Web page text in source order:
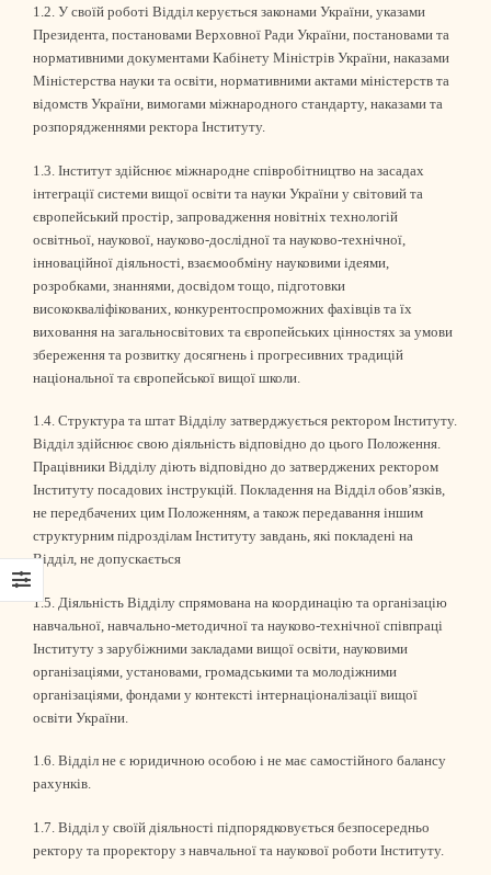
1.2. У своїй роботі Відділ керується законами України, указами
Президента, постановами Верховної Ради України, постановами та
нормативними документами Кабінету Міністрів України, наказами
Міністерства науки та освіти, нормативними актами міністерств та
відомств України, вимогами міжнародного стандарту, наказами та
розпорядженнями ректора Інституту.
1.3. Інститут здійснює міжнародне співробітництво на засадах
інтеграції системи вищої освіти та науки України у світовий та
європейський простір, запровадження новітніх технологій
освітньої, наукової, науково-дослідної та науково-технічної,
інноваційної діяльності, взаємообміну науковими ідеями,
розробками, знаннями, досвідом тощо, підготовки
висококваліфікованих, конкурентоспроможних фахівців та їх
виховання на загальносвітових та європейських цінностях за умови
збереження та розвитку досягнень і прогресивних традицій
національної та європейської вищої школи.
1.4. Структура та штат Відділу затверджується ректором Інституту.
Відділ здійснює свою діяльність відповідно до цього Положення.
Працівники Відділу діють відповідно до затверджених ректором
Інституту посадових інструкцій. Покладення на Відділ обов’язків,
не передбачених цим Положенням, а також передавання іншим
структурним підрозділам Інституту завдань, які покладені на
Відділ, не допускається
1.5. Діяльність Відділу спрямована на координацію та організацію
навчальної, навчально-методичної та науково-технічної співпраці
Інституту з зарубіжними закладами вищої освіти, науковими
організаціями, установами, громадськими та молодіжними
організаціями, фондами у контексті інтернаціоналізації вищої
освіти України.
1.6. Відділ не є юридичною особою і не має самостійного балансу
рахунків.
1.7. Відділ у своїй діяльності підпорядковується безпосередньо
ректору та проректору з навчальної та наукової роботи Інституту.